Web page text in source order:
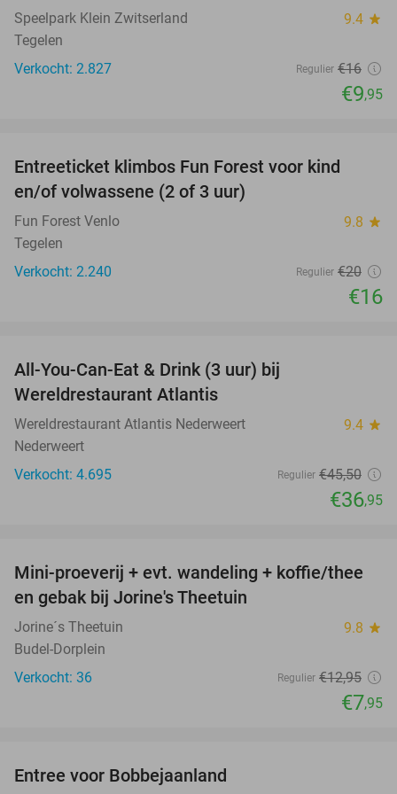
Speelpark Klein Zwitserland 9.4 star
Tegelen
Verkocht: 2.827
Regulier €16
€9,95
Entreeticket klimbos Fun Forest voor kind
en/of volwassene (2 of 3 uur)
Fun Forest Venlo 9.8 star
Tegelen
Verkocht: 2.240
Regulier €20
€16
All-You-Can-Eat & Drink (3 uur) bij
Wereldrestaurant Atlantis
Wereldrestaurant Atlantis Nederweert 9.4 star
Nederweert
Verkocht: 4.695
Regulier €45,50
€36,95
39%
Mini-proeverij + evt. wandeling + koffie/thee
en gebak bij Jorine's Theetuin
Jorine´s Theetuin 9.8 star
Budel-Dorplein
Verkocht: 36
Regulier €12,95
€7,95
Entree voor Bobbejaanland